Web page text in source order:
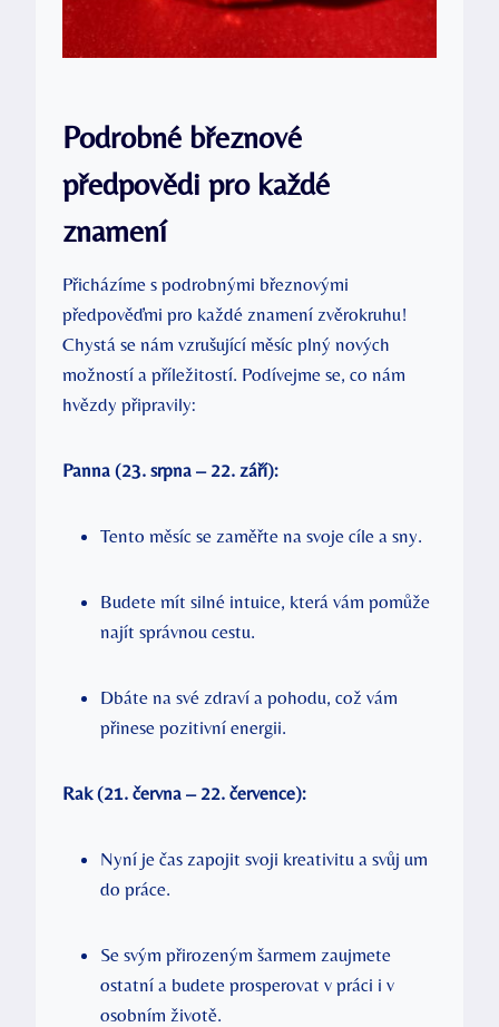
Podrobné březnové
předpovědi pro každé
znamení
Přicházíme s podrobnými březnovými
předpověďmi pro každé znamení zvěrokruhu!
Chystá se nám vzrušující měsíc plný nových
možností a příležitostí. Podívejme se, co nám
hvězdy připravily:
Panna (23. srpna – 22. září):
Tento měsíc se zaměřte na svoje cíle a sny.
Budete mít silné intuice, která vám pomůže
najít správnou cestu.
Dbáte na své zdraví a pohodu, což vám
přinese pozitivní energii.
Rak (21. června – 22. července):
Nyní je čas zapojit svoji kreativitu a svůj um
do práce.
Se svým přirozeným šarmem zaujmete
ostatní a budete prosperovat v práci i v
osobním životě.